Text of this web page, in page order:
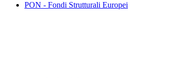
PON - Fondi Strutturali Europei